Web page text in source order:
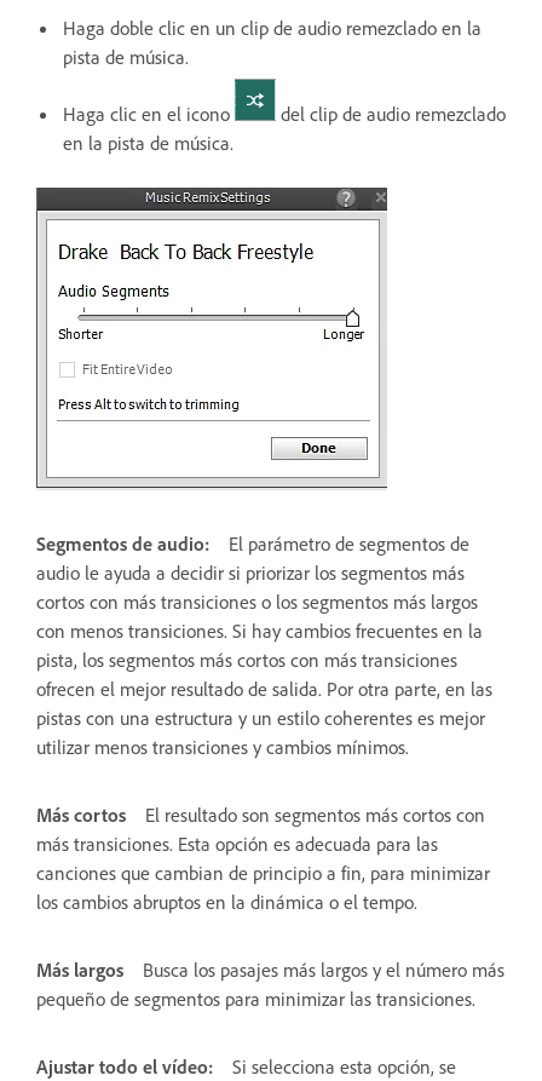
Haga doble clic en un clip de audio remezclado en la
pista de música.
Haga clic en el icono
del clip de audio remezclado
en la pista de música.
Segmentos de audio:
El parámetro de segmentos de
audio le ayuda a decidir si priorizar los segmentos más
cortos con más transiciones o los segmentos más largos
con menos transiciones. Si hay cambios frecuentes en la
pista, los segmentos más cortos con más transiciones
ofrecen el mejor resultado de salida. Por otra parte, en las
pistas con una estructura y un estilo coherentes es mejor
utilizar menos transiciones y cambios mínimos.
Más cortos
El resultado son segmentos más cortos con
más transiciones. Esta opción es adecuada para las
canciones que cambian de principio a fin, para minimizar
los cambios abruptos en la dinámica o el tempo.
Más largos
Busca los pasajes más largos y el número más
pequeño de segmentos para minimizar las transiciones.
Ajustar todo el vídeo:
Si selecciona esta opción, se